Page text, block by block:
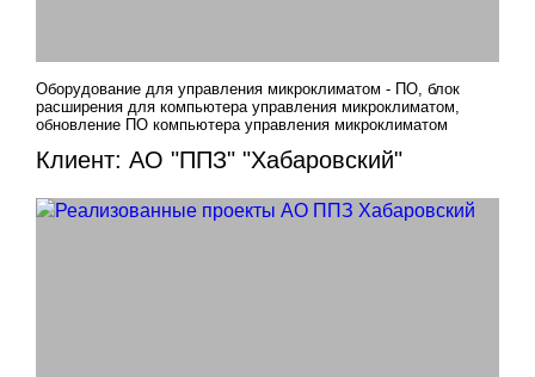
Клиент: АО "ППЗ" "Хабаровский"
Оборудование для управления микроклиматом - ПО, блок
расширения для компьютера управления микроклиматом,
обновление ПО компьютера управления микроклиматом